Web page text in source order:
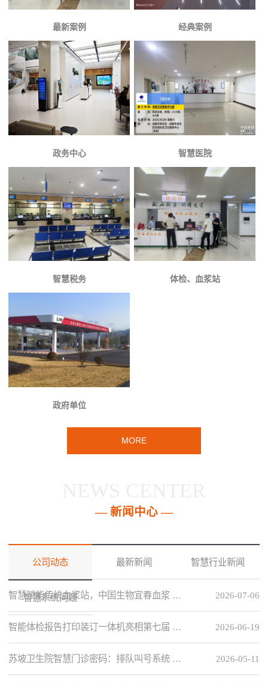
最新案例 经典案例
政务中心 智慧医院
智慧税务 体检、血浆站
政府单位
MORE
— 新闻中心 —
公司动态 最新新闻 智慧行业新闻
智慧系统问题 2026-07-06
智慧赋能传统血浆站，中国生物宜春血浆 …
2026-06-19
智能体检报告打印装订一体机亮相第七届 …
2026-05-11
苏坡卫生院智慧门诊密码：排队叫号系统 …